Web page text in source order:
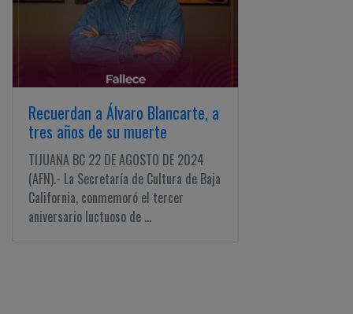
Recuerdan a Álvaro Blancarte, a
tres años de su muerte
TIJUANA BC 22 DE AGOSTO DE 2024
(AFN).- La Secretaría de Cultura de Baja
California, conmemoró el tercer
aniversario luctuoso de ...